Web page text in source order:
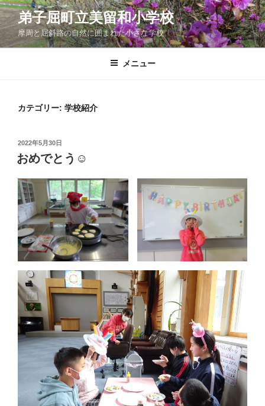
コ
ン
テ
ン
弟子屈町立美留和小学校
摩周と屈斜路の自然に囲まれた小さな学校
メニュー
カテゴリー: 学校紹介
投
稿
日:
2022年5月30日
おめでとう☺